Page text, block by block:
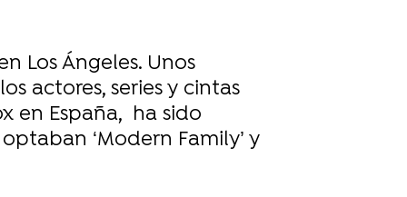
Los Ángeles. Unos
actores, series y cintas
en España, ha sido
‘Modern Family’ y